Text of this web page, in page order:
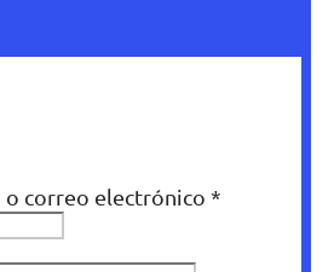
correo electrónico *